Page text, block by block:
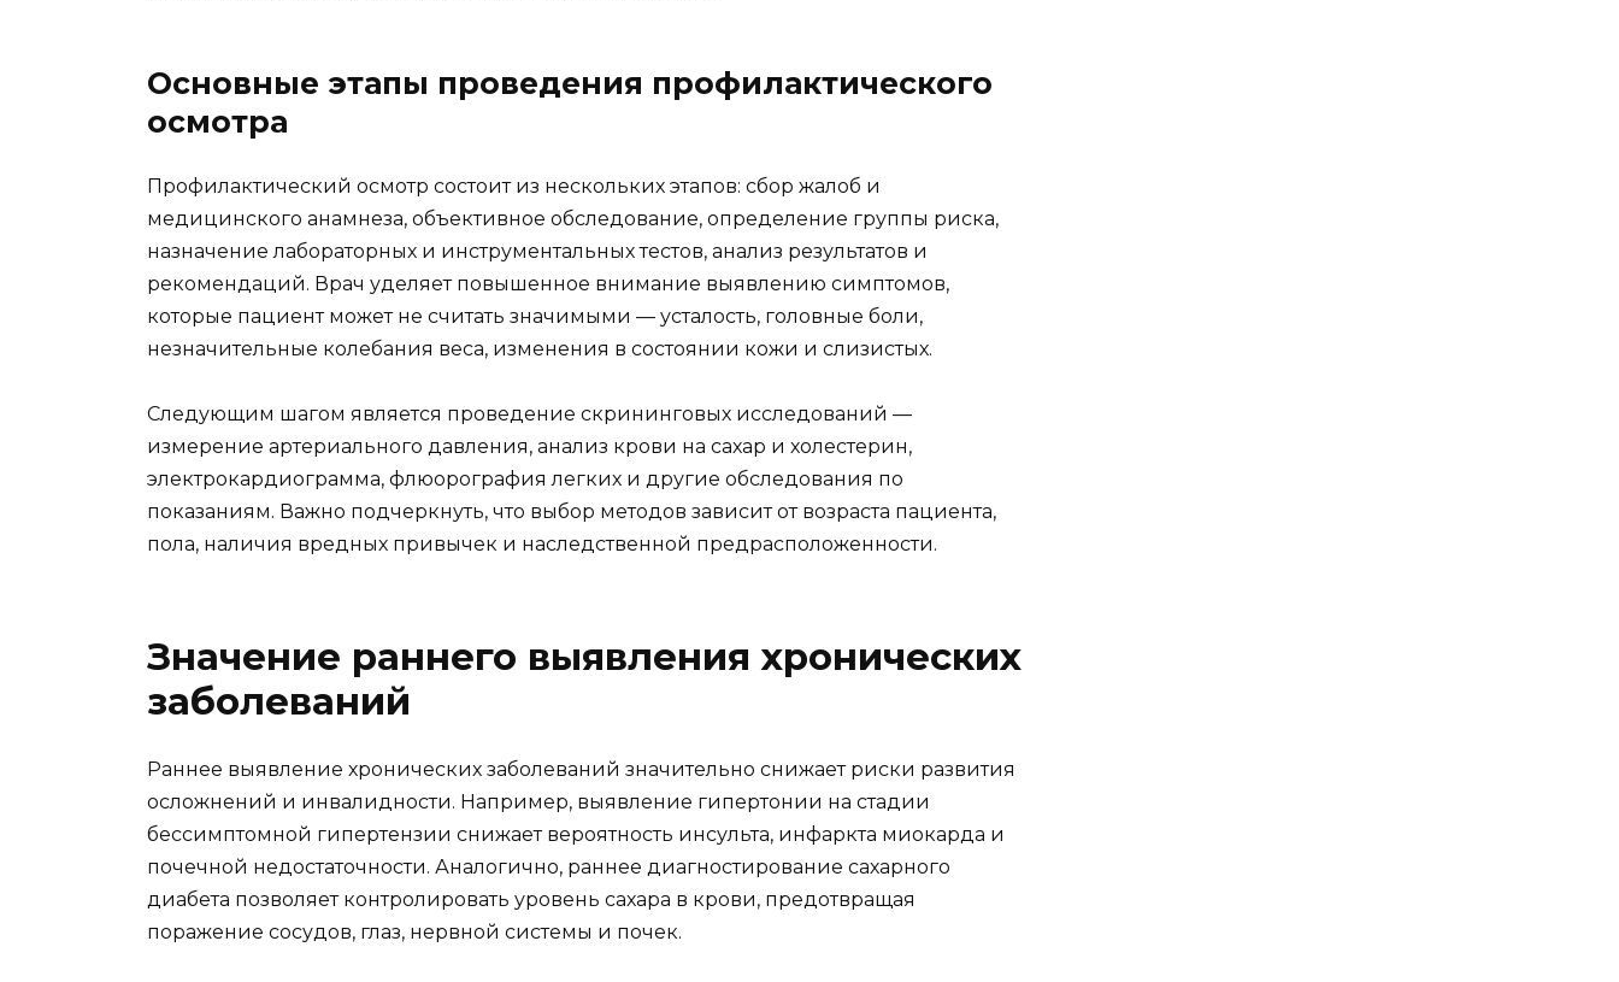
Основные этапы проведения профилактического
осмотра
Профилактический осмотр состоит из нескольких этапов: сбор жалоб и
медицинского анамнеза, объективное обследование, определение группы риска,
назначение лабораторных и инструментальных тестов, анализ результатов и
рекомендаций. Врач уделяет повышенное внимание выявлению симптомов,
которые пациент может не считать значимыми — усталость, головные боли,
незначительные колебания веса, изменения в состоянии кожи и слизистых.
Следующим шагом является проведение скрининговых исследований —
измерение артериального давления, анализ крови на сахар и холестерин,
электрокардиограмма, флюорография легких и другие обследования по
показаниям. Важно подчеркнуть, что выбор методов зависит от возраста пациента,
пола, наличия вредных привычек и наследственной предрасположенности.
Значение раннего выявления хронических
заболеваний
Раннее выявление хронических заболеваний значительно снижает риски развития
осложнений и инвалидности. Например, выявление гипертонии на стадии
бессимптомной гипертензии снижает вероятность инсульта, инфаркта миокарда и
почечной недостаточности. Аналогично, раннее диагностирование сахарного
диабета позволяет контролировать уровень сахара в крови, предотвращая
поражение сосудов, глаз, нервной системы и почек.